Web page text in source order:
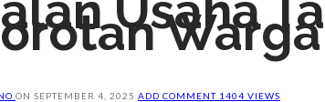
Warga
ON SEPTEMBER 4, 2025 ADD COMMENT 1404 VIEWS